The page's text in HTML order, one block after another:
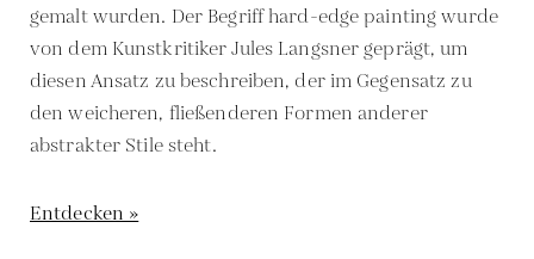
gemalt wurden. Der Begriff hard-edge painting wurde
von dem Kunstkritiker Jules Langsner geprägt, um
diesen Ansatz zu beschreiben, der im Gegensatz zu
den weicheren, fließenderen Formen anderer
abstrakter Stile steht.
Entdecken »